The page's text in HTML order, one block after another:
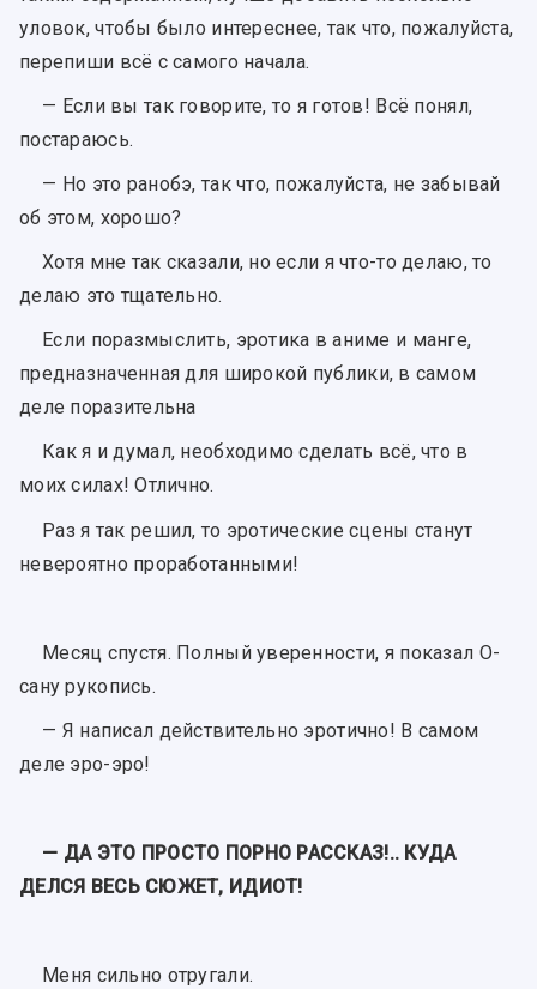
уловок, чтобы было интереснее, так что, пожалуйста,
перепиши всё с самого начала.
— Если вы так говорите, то я готов! Всё понял,
постараюсь.
— Но это ранобэ, так что, пожалуйста, не забывай
об этом, хорошо?
Хотя мне так сказали, но если я что-то делаю, то
делаю это тщательно.
Если поразмыслить, эротика в аниме и манге,
предназначенная для широкой публики, в самом
деле поразительна
Как я и думал, необходимо сделать всё, что в
моих силах! Отлично.
Раз я так решил, то эротические сцены станут
невероятно проработанными!
Месяц спустя. Полный уверенности, я показал О-
сану рукопись.
— Я написал действительно эротично! В самом
деле эро-эро!
— ДА ЭТО ПРОСТО ПОРНО РАССКАЗ!.. КУДА
ДЕЛСЯ ВЕСЬ СЮЖЕТ, ИДИОТ!
Меня сильно отругали.